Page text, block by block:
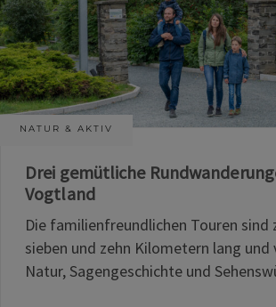
NATUR & AKTIV
Drei gemütliche
Vogtland
Die familienfreundlichen Touren sind
sieben und zehn Kilometern lang und
Natur, Sagengeschichte und